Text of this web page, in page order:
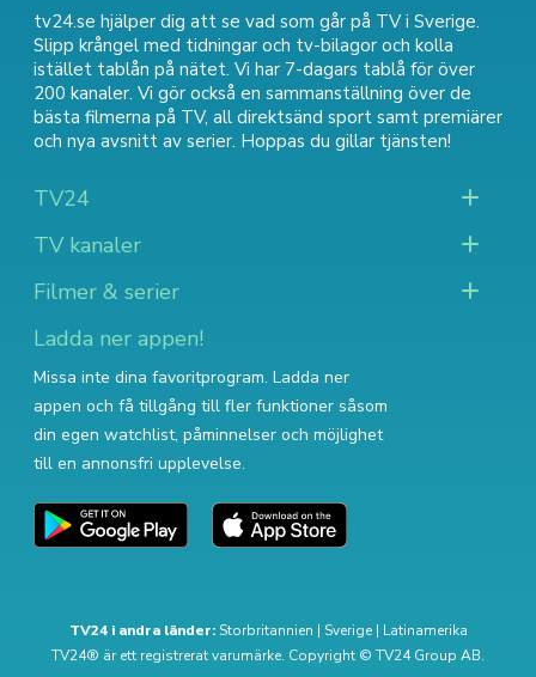
tv24.se hjälper dig att se vad som går på TV i Sverige.
Slipp krångel med tidningar och tv-bilagor och kolla
istället tablån på nätet. Vi har 7-dagars tablå för över
200 kanaler. Vi gör också en sammanställning över de
bästa filmerna på TV, all direktsänd sport samt premiärer
och nya avsnitt av serier. Hoppas du gillar tjänsten!
TV24
TV kanaler
Filmer & serier
Ladda ner appen!
Missa inte dina favoritprogram. Ladda ner
appen och få tillgång till fler funktioner såsom
din egen watchlist, påminnelser och möjlighet
till en annonsfri upplevelse.
TV24 i andra länder: Storbritannien | Sverige| Latinamerika
TV24® är ett registrerat varumärke. Copyright © TV24 Group AB.